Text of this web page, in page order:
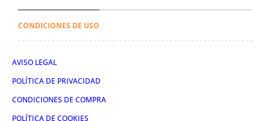
CONDICIONES DE USO
AVISO LEGAL
POLÍTICA DE PRIVACIDAD
CONDICIONES DE COMPRA
POLÍTICA DE COOKIES